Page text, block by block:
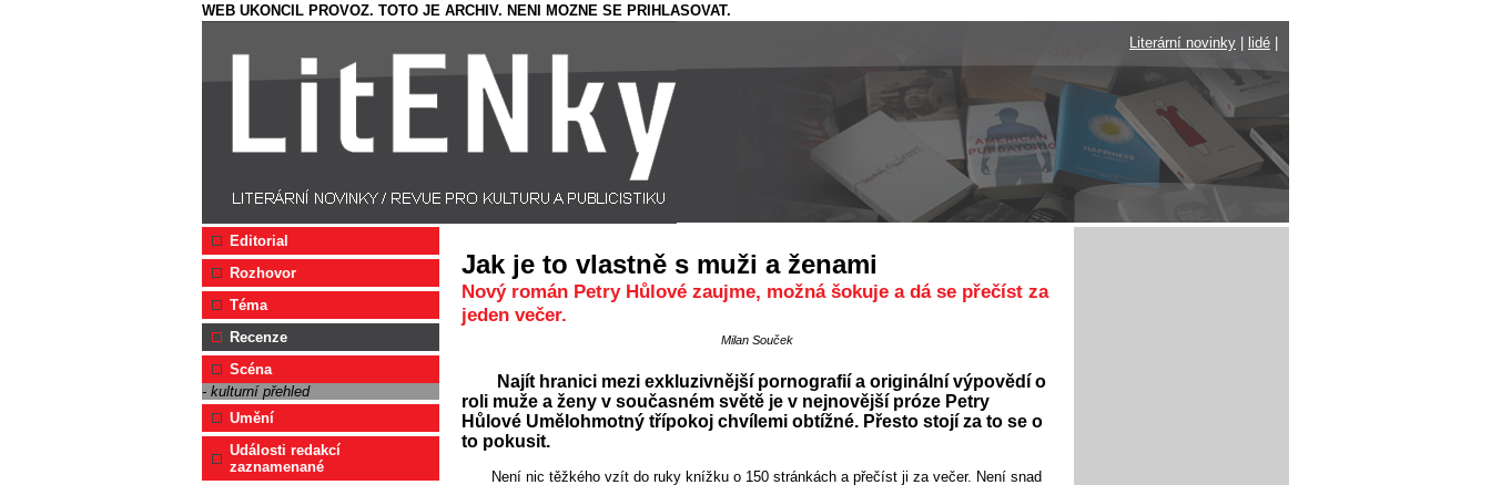
WEB UKONCIL PROVOZ. TOTO JE ARCHIV. NENI MOZNE SE PRIHLASOVAT.
Literární novinky
lidé
Editorial
Rozhovor
Téma
Recenze
Scéna
- kulturní přehled
Umění
Události redakcí
zaznamenané
Jak je to vlastně s muži a ženami
Nový román Petry Hůlové zaujme, možná šokuje a dá se přečíst za
jeden večer.
Milan Souček
Najít hranici mezi exkluzivnější pornografií a originální výpovědí o
roli muže a ženy v současném světě je v nejnovější próze Petry
Hůlové Umělohmotný třípokoj chvílemi obtížné. Přesto stojí za to se o
to pokusit.
Není nic těžkého vzít do ruky knížku o 150 stránkách a přečíst ji za večer. Není snad